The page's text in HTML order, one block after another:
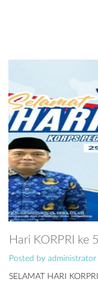
Hari KORPRI ke
Posted by administrator
SELAMAT HARI